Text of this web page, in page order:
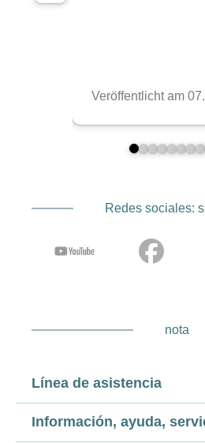
Redes sociales:
nota
Línea de asistencia
Información, ayuda,